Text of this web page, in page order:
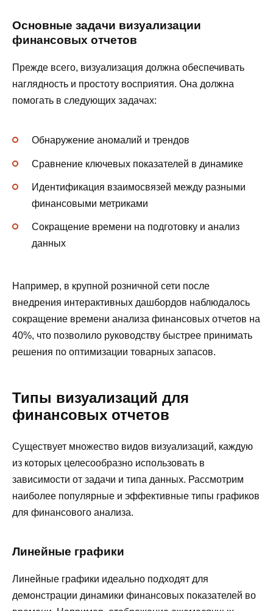
Основные задачи визуализации
финансовых отчетов
Прежде всего, визуализация должна обеспечивать
наглядность и простоту восприятия. Она должна
помогать в следующих задачах:
Обнаружение аномалий и трендов
Сравнение ключевых показателей в динамике
Идентификация взаимосвязей между разными
финансовыми метриками
Сокращение времени на подготовку и анализ
данных
Например, в крупной розничной сети после
внедрения интерактивных дашбордов наблюдалось
сокращение времени анализа финансовых отчетов на
40%, что позволило руководству быстрее принимать
решения по оптимизации товарных запасов.
Типы визуализаций для
финансовых отчетов
Существует множество видов визуализаций, каждую
из которых целесообразно использовать в
зависимости от задачи и типа данных. Рассмотрим
наиболее популярные и эффективные типы графиков
для финансового анализа.
Линейные графики
Линейные графики идеально подходят для
демонстрации динамики финансовых показателей во